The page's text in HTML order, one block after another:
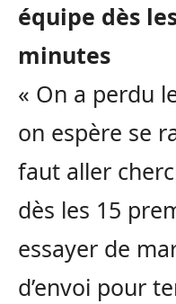
équipe dès
minutes
« On a perdu
on espère se
faut aller
dès les 15
essayer de
d’envoi pour